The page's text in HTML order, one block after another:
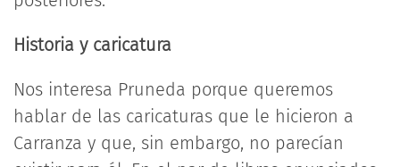
Historia y caricatura
Nos interesa Pruneda porque queremos
hablar de las caricaturas que le hicieron a
Carranza y que, sin embargo, no parecían